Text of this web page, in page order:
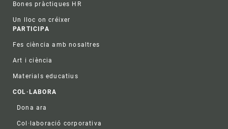
Bones pràctiques HR
Un lloc on créixer
PARTICIPA
Fes ciència amb nosaltres
Art i ciència
Materials educatius
COL·LABORA
Dona ara
Col·laboració corporativa